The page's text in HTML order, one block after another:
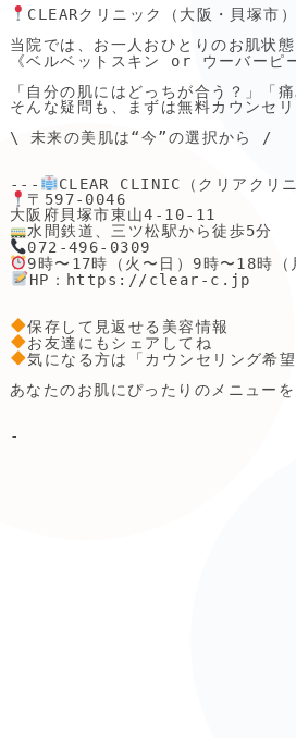
CLEARクリニック（大阪・貝塚市
当院では、お一人おひとりのお肌状態
《ベルベットスキン or ウーバーピ
「自分の肌にはどっちが合う？」「
そんな疑問も、まずは無料カウンセ
\ 未来の美肌は“今”の選択から /
---
〒597-0046
HP：https://clear-c.jp
気になる方は「カウンセリング希
あなたのお肌にぴったりのメニュー
-